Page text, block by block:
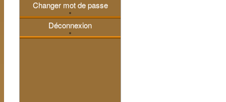
Changer mot de passe
Déconnexion